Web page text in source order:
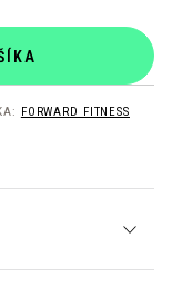
FORWARD FITNESS